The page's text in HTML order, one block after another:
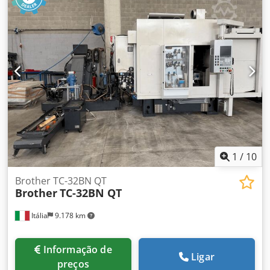
construído no Japão em 2007. Equipada com uma unidade
de controlo Brother, esta máquina incorpora 3 + 1 eixos e
uma mesa rotativa. O seu fuso BT30 pode funcionar a uma
velocidade de até 12000 rpm. Equipamento adicional •
transportador de aparas Dksdsyi Ehkspfx Af Tor • folheto
remoto • Placa rotativa Kitagawa Benefícios da máquina
Benefícios técnicos da máquina • 3 + 1 eixo • Porta-
ferramentas: 26 posições aleatórias • Avanços rápidos: 70-
70-70 m/min • Paletes: 2 / 600 x 425 Dimensions Machine
Depth 3700 mm
1 / 10
Itália 9.178 km
Brother TC-32BN QT
BrotherTC-32BN QT
preços
Ligar